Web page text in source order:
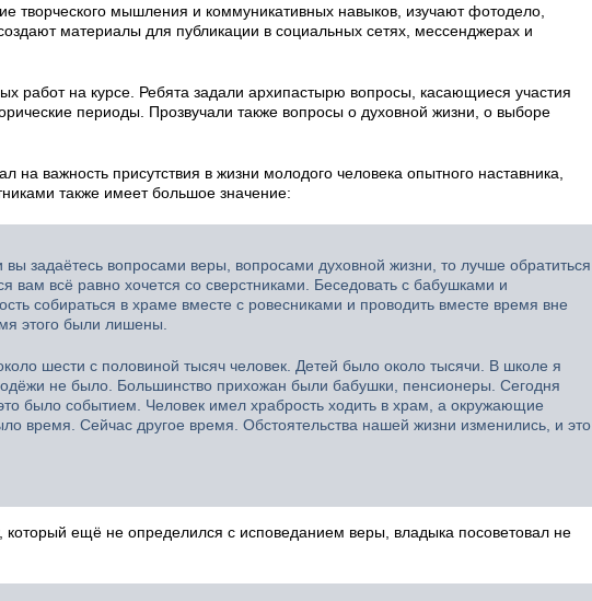
творческого мышления и коммуникативных навыков, изучают фотодело,
материалы для публикации в социальных сетях, мессенджерах и
работ на курсе. Ребята задали архипастырю вопросы, касающиеся участия
периоды. Прозвучали также вопросы о духовной жизни, о выборе
на важность присутствия в жизни молодого человека опытного наставника,
также имеет большое значение:
задаётесь вопросами веры, вопросами духовной жизни, то лучше обратиться
всё равно хочется со сверстниками. Беседовать с бабушками и
собираться в храме вместе с ровесниками и проводить вместе время вне
этого были лишены.
шести с половиной тысяч человек. Детей было около тысячи. В школе я
не было. Большинство прихожан были бабушки, пенсионеры. Сегодня
было событием. Человек имел храбрость ходить в храм, а окружающие
время. Сейчас другое время. Обстоятельства нашей жизни изменились, и это
который ещё не определился с исповеданием веры, владыка посоветовал не